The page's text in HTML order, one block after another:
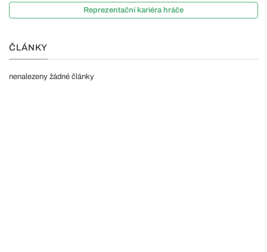
Reprezentační kariéra hráče
ČLÁNKY
nenalezeny žádné články